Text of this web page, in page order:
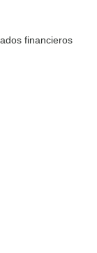
financieros